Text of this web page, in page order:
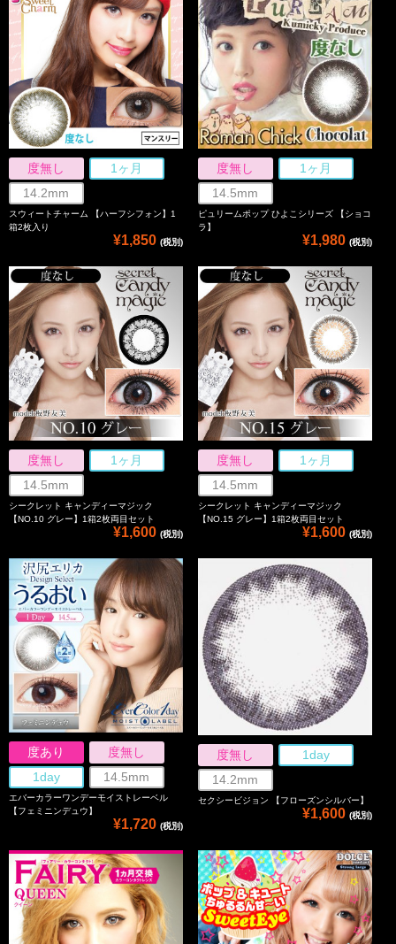
度無し
1ヶ月
14.2mm
スウィートチャーム 【ハーフシフォン】1
箱2枚入り
¥1,850 (税別)
度無し
1ヶ月
14.5mm
ピュリームポップ ひよこシリーズ 【ショコ
ラ】
¥1,980 (税別)
度無し
1ヶ月
14.5mm
シークレット キャンディーマジック
【NO.10 グレー】1箱2枚両目セット
¥1,600 (税別)
度無し
1ヶ月
14.5mm
シークレット キャンディーマジック
【NO.15 グレー】1箱2枚両目セット
¥1,600 (税別)
度あり
度無し
1day
14.5mm
エバーカラーワンデーモイストレーベル
【フェミニンデュウ】
¥1,720 (税別)
度無し
1day
14.2mm
セクシービジョン 【フローズンシルバー】
¥1,600 (税別)